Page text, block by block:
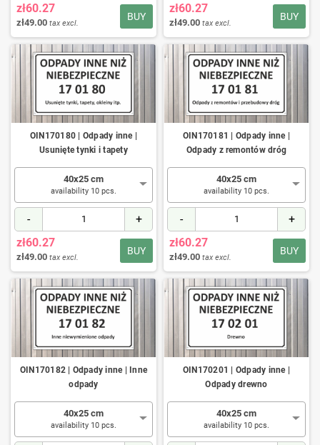
BUY
zł60.27
zł49.00 tax excl.
BUY
zł60.27
zł49.00 tax excl.
OIN170180 | Odpady inne |
Usunięte tynki i tapety
40x25 cm
availability 10 pcs.
- +
BUY
zł60.27
zł49.00 tax excl.
OIN170181 | Odpady inne |
Odpady z remontów dróg
40x25 cm
availability 10 pcs.
- +
BUY
zł60.27
zł49.00 tax excl.
OIN170182 | Odpady inne | Inne
odpady
40x25 cm
availability 10 pcs.
OIN170201 | Odpady inne |
Odpady drewno
40x25 cm
availability 10 pcs.